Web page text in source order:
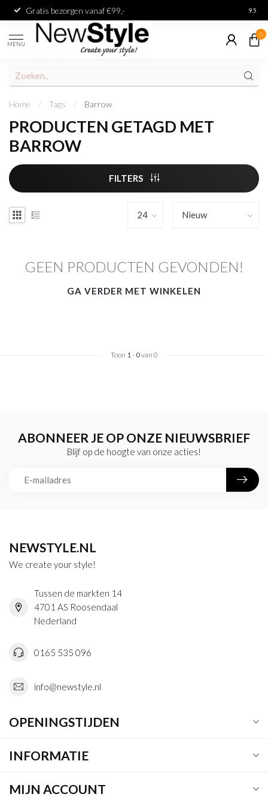
Gratis bezorgen vanaf €99,- 9.5
MENU
0
Home / Tags / Barrow
PRODUCTEN GETAGD MET
BARROW
FILTERS
GEEN PRODUCTEN GEVONDEN!
GA VERDER MET WINKELEN
Toon 1- 0van 0
ABONNEER JE OP ONZE NIEUWSBRIEF
Blijf op de hoogte van onze acties!
NEWSTYLE.NL
We create your style!
Tussen de markten 14
4701 AS Roosendaal
Nederland
0165 535 096
info@newstyle.nl
OPENINGSTIJDEN
INFORMATIE
MIJN ACCOUNT